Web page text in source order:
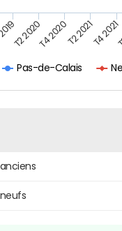
Pas-de-Calais
T2 2020T4 2020T2 2021T4 2021